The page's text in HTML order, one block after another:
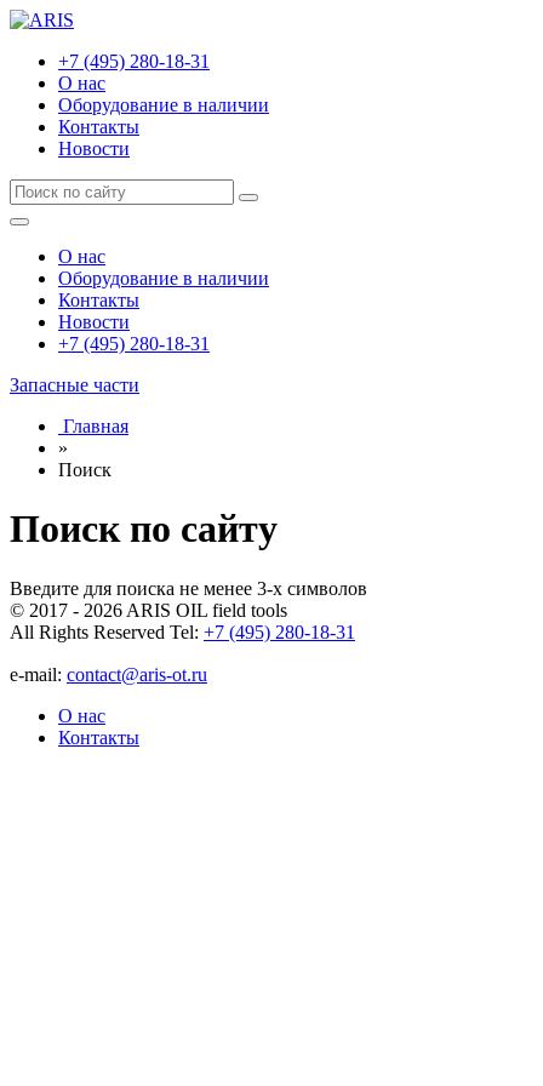
+7 (495) 280-18-31
О нас
Оборудование в наличии
Контакты
Новости
О нас
Оборудование в наличии
Контакты
Новости
+7 (495) 280-18-31
Запасные части
Главная
»
Поиск
Поиск по сайту
Введите для поиска не менее 3-х символов
© 2017 - 2026 ARIS OIL field tools
All Rights Reserved Tel: +7 (495) 280-18-31
e-mail: contact@aris-ot.ru
О нас
Контакты